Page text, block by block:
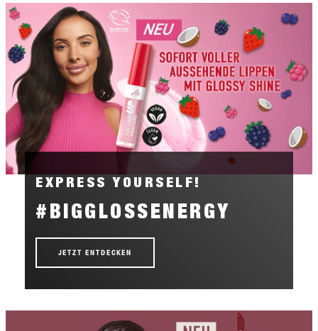
EXPRESS YOURSELF!
#BIGGLOSSENERGY
JETZT ENTDECKEN